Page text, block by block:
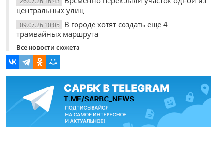
центральных улиц
09.07.26 10:05
В городе хотят создать еще 4
трамвайных маршрута
Все новости сюжета